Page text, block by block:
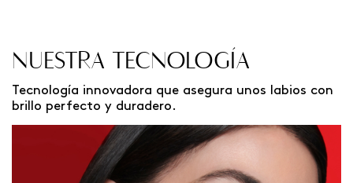
NUESTRA TECNOLOGÍA
Tecnología innovadora que asegura unos labios con
brillo perfecto y duradero.